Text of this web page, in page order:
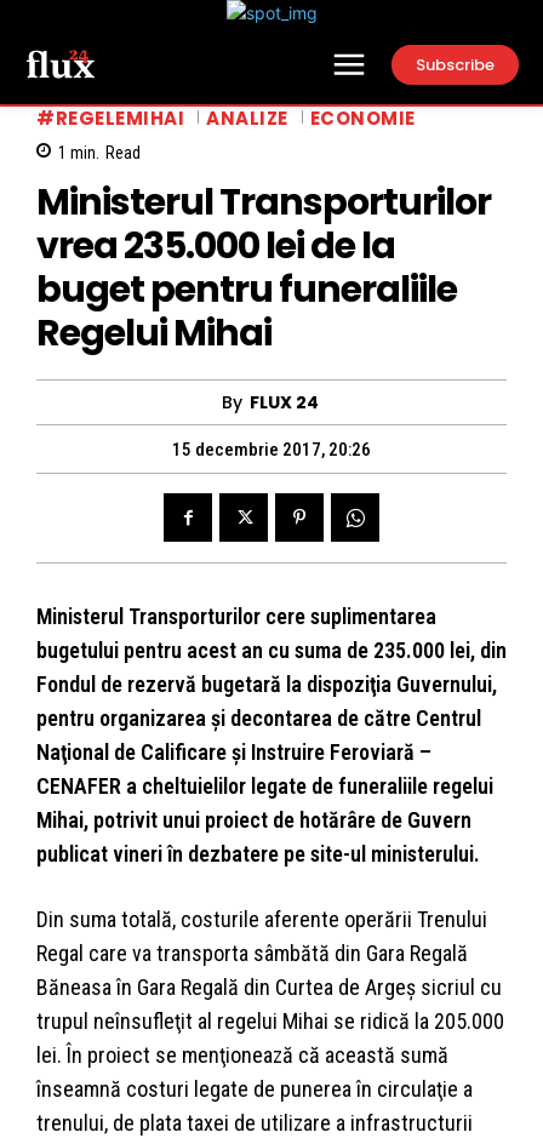
Subscribe
#REGELEMIHAI ANALIZE ECONOMIE
1 min. Read
Ministerul Transporturilor
vrea 235.000 lei de la
buget pentru funeraliile
Regelui Mihai
By FLUX 24
15 decembrie 2017, 20:26
Ministerul Transporturilor cere suplimentarea
bugetului pentru acest an cu suma de 235.000 lei, din
Fondul de rezervă bugetară la dispoziţia Guvernului,
pentru organizarea şi decontarea de către Centrul
Naţional de Calificare şi Instruire Feroviară –
CENAFER a cheltuielilor legate de funeraliile regelui
Mihai, potrivit unui proiect de hotărâre de Guvern
publicat vineri în dezbatere pe site-ul ministerului.
Din suma totală, costurile aferente operării Trenului
Regal care va transporta sâmbătă din Gara Regală
Băneasa în Gara Regală din Curtea de Argeş sicriul cu
trupul neînsufleţit al regelui Mihai se ridică la 205.000
lei. În proiect se menţionează că această sumă
înseamnă costuri legate de punerea în circulaţie a
trenului, de plata taxei de utilizare a infrastructurii